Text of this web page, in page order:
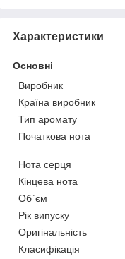
Характеристики
Основні
Виробник
Країна виробник
Тип аромату
Початкова нота
Нота серця
Кінцева нота
Об`єм
Рік випуску
Оригінальність
Класифікація